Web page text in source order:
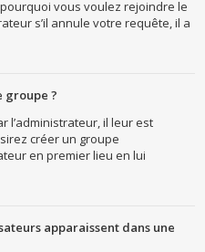
vous voulez rejoindre le
s’il annule votre requête, il a
groupe ?
l’administrateur, il leur est
créer un groupe
en premier lieu en lui
apparaissent dans une